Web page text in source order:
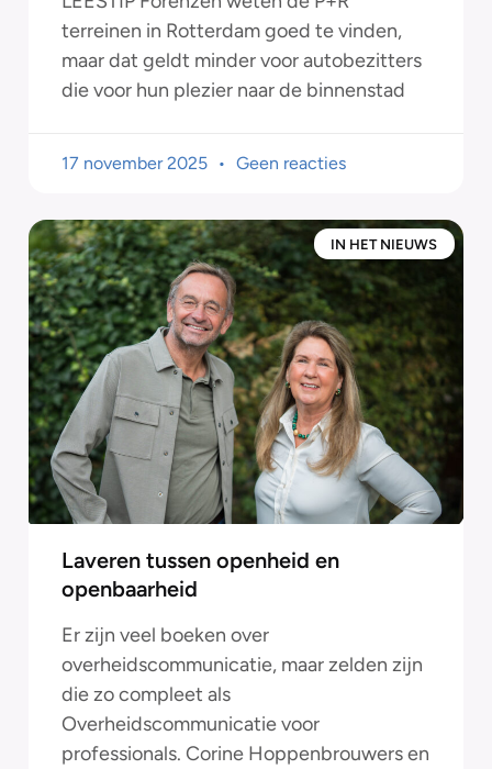
terreinen in Rotterdam goed te vinden,
maar dat geldt minder voor autobezitters
die voor hun plezier naar de binnenstad
17 november 2025 Geen reacties
IN HET NIEUWS
Laveren tussen openheid en
openbaarheid
Er zijn veel boeken over
overheidscommunicatie, maar zelden zijn
die zo compleet als
Overheidscommunicatie voor
professionals. Corine Hoppenbrouwers en